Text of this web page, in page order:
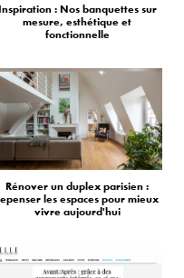
Inspiration : Nos banquettes sur
mesure, esthétique et
fonctionnelle
Rénover un duplex parisien :
les espaces pour mieux
vivre aujourd'hui